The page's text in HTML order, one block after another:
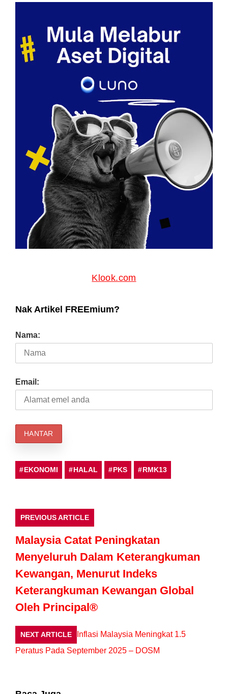
Klook.com
Nak Artikel FREEmium?
Nama:
Email:
EKONOMI HALAL PKS RMK13
PREVIOUS ARTICLE
Malaysia Catat Peningkatan
Menyeluruh Dalam Keterangkuman
Kewangan, Menurut Indeks
Keterangkuman Kewangan Global
Oleh Principal®
NEXT ARTICLE
Inflasi Malaysia Meningkat 1.5
Peratus Pada September 2025 – DOSM